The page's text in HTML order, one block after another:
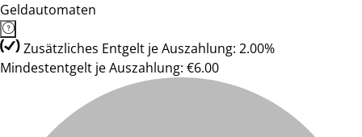
Geldautomaten
Zusätzliches Entgelt je Auszahlung: 2.00%
Mindestentgelt je Auszahlung: €6.00